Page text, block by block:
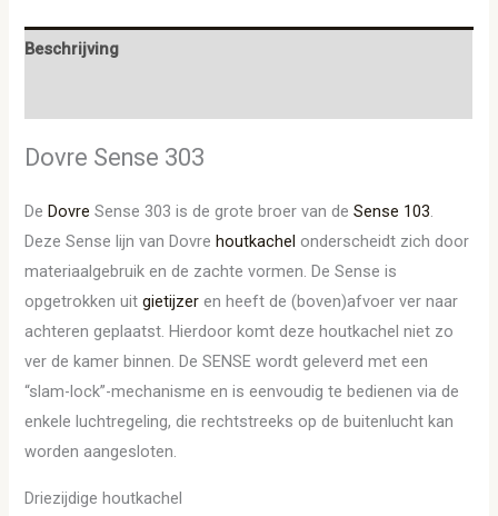
Beschrijving
Dovre Sense 303
DeDovre Sense 303 is de grote broer van deSense 103.
Deze Sense lijn van Dovrehoutkachel onderscheidt zich door
materiaalgebruik en de zachte vormen. De Sense is
opgetrokken uitgietijzer en heeft de (boven)afvoer ver naar
achteren geplaatst. Hierdoor komt deze houtkachel niet zo
ver de kamer binnen. De SENSE wordt geleverd met een
“slam-lock”-mechanisme en is eenvoudig te bedienen via de
enkele luchtregeling, die rechtstreeks op de buitenlucht kan
worden aangesloten.
Driezijdige houtkachel